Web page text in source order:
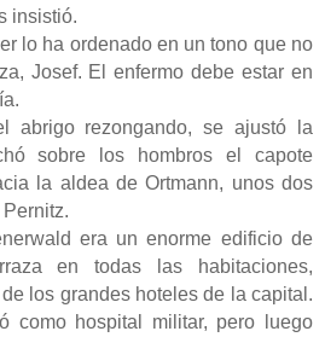
insistió.
lo ha ordenado en un tono que no
Josef. El enfermo debe estar en
abrigo rezongando, se ajustó la
sobre los hombros el capote
la aldea de Ortmann, unos dos
era un enorme edificio de
en todas las habitaciones,
los grandes hoteles de la capital.
como hospital militar, pero luego